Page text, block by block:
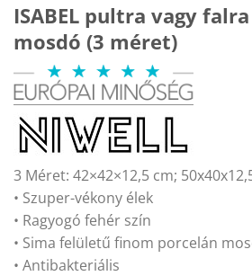
ISABEL pultra vagy
mosdó (3 méret)
3 Méret: 42×42×12,5 cm;
• Szuper-vékony élek
• Ragyogó fehér szín
• Sima felületű finom porcelán
• Antibakteriális